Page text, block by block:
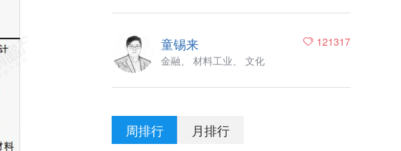
121317
童锡来
金融、 材料工业、 文化
周排行 月排行